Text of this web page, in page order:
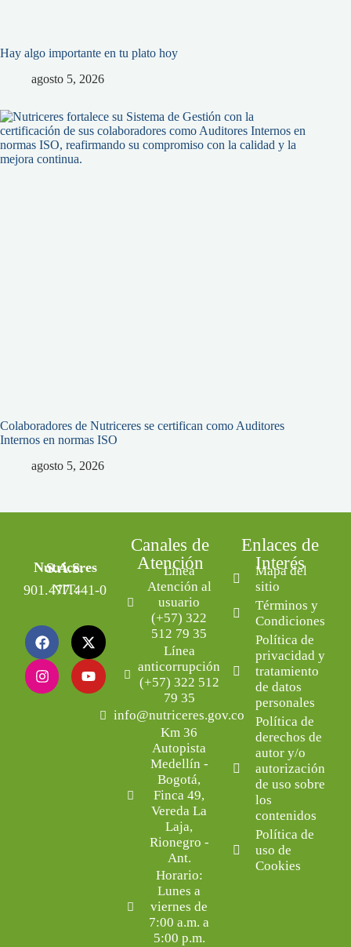
Hay algo importante en tu plato hoy
agosto 5, 2026
Colaboradores de Nutriceres se certifican como Auditores
Internos en normas ISO
agosto 5, 2026
Nutriceres S.A.S.
NIT: 901.477.441-0
Canales de
Atención
Línea
Atención al
usuario
(+57) 322
512 79 35
Línea
anticorrupción
(+57) 322 512
79 35
info@nutriceres.gov.co
Km 36
Autopista
Medellín -
Bogotá,
Finca 49,
Vereda La
Laja,
Rionegro -
Ant.
Horario:
Lunes a
viernes de
7:00 a.m. a
5:00 p.m.
Enlaces de
Interés
Mapa del
sitio
Términos y
Condiciones
Política de
privacidad y
tratamiento
de datos
personales
Política de
derechos de
autor y/o
autorización
de uso sobre
los
contenidos
Política de
uso de
Cookies